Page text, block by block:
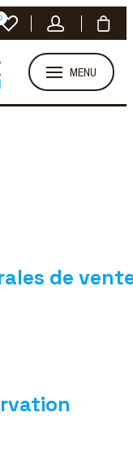
0
MENU
de